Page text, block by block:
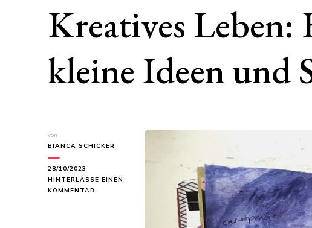
Kreatives Leben:
kleine Ideen und
von
BIANCA SCHICKER
28/10/2023
HINTERLASSE EINEN
KOMMENTAR